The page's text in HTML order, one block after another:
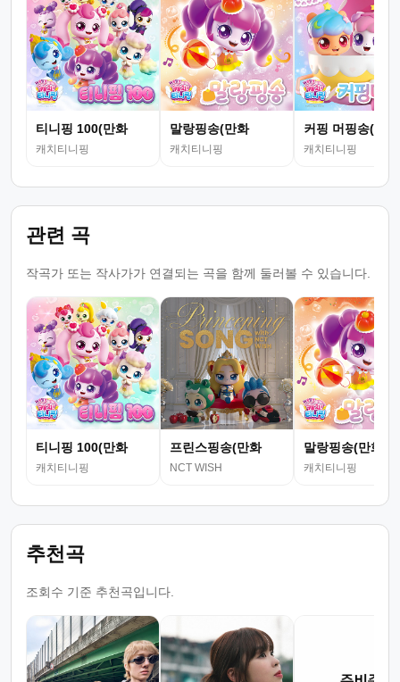
티니핑 100(만화
캐치티니핑
말랑핑송(만화
캐치티니핑
커핑 머핑송(만화
캐치티니핑
관련 곡
작곡가 또는 작사가가 연결되는 곡을 함께 둘러볼 수 있습니다.
티니핑 100(만화
캐치티니핑
프린스핑송(만화
NCT WISH
말랑핑송(만화
캐치티니핑
추천곡
조회수 기준 추천곡입니다.